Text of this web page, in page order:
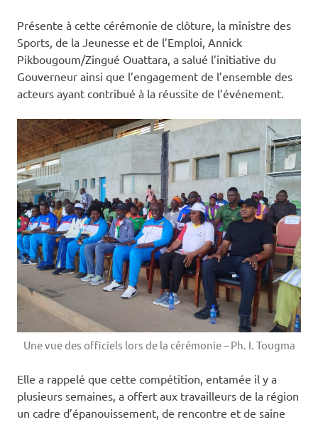
Présente à cette cérémonie de clôture, la ministre des
Sports, de la Jeunesse et de l’Emploi, Annick
Pikbougoum/Zingué Ouattara, a salué l’initiative du
Gouverneur ainsi que l’engagement de l’ensemble des
acteurs ayant contribué à la réussite de l’événement.
Une vue des officiels lors de la cérémonie – Ph. I. Tougma
Elle a rappelé que cette compétition, entamée il y a
plusieurs semaines, a offert aux travailleurs de la région
un cadre d’épanouissement, de rencontre et de saine